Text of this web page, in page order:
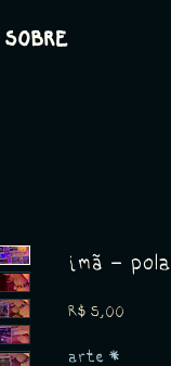
SOBRE
imã -
R$ 5,00
arte *